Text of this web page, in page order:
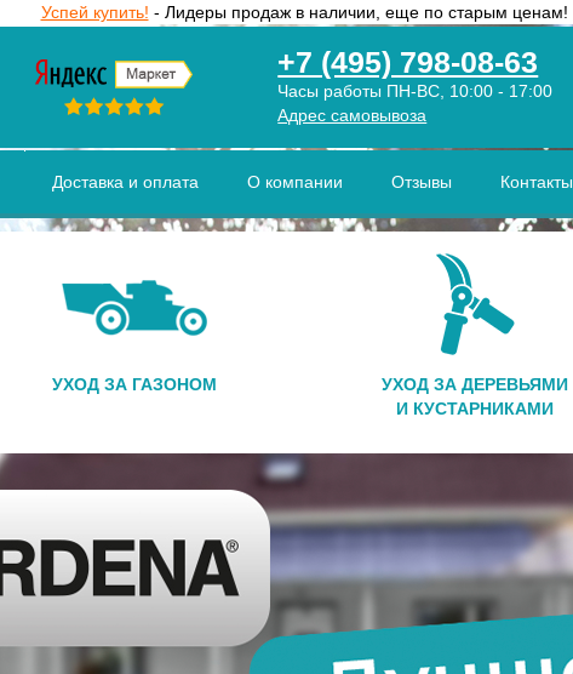
Успей купить! - Лидеры продаж в наличии, еще по старым ценам!
+7 (495) 798-08-63
Часы работы ПН-ВС, 10:00 - 17:00
Адрес самовывоза
Доставка и оплата О компании Отзывы Контакты
УХОД ЗА ГАЗОНОМ
УХОД ЗА ДЕРЕВЬЯМИ
И КУСТАРНИКАМИ